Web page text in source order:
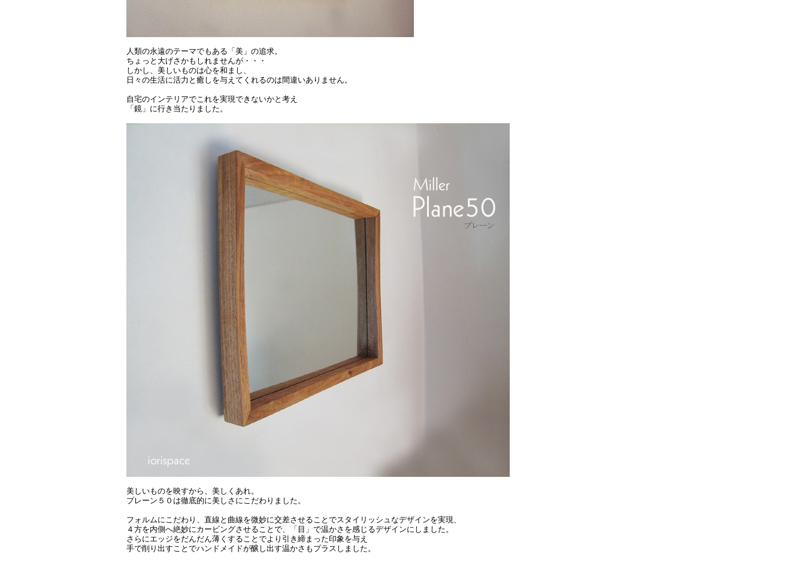
人類の永遠のテーマでもある「美」の追求。
ちょっと大げさかもしれませんが・・・
しかし、美しいものは心を和まし、
日々の生活に活力と癒しを与えてくれるのは間違いありません。
自宅のインテリアでこれを実現できないかと考え
「鏡」に行き当たりました。
美しいものを映すから、美しくあれ。
プレーン５０は徹底的に美しさにこだわりました。
フォルムにこだわり、直線と曲線を微妙に交差させることでスタイリッシュなデザインを実現、
４方を内側へ絶妙にカービングさせることで、「目」で温かさを感じるデザインにしました。
さらにエッジをだんだん薄くすることでより引き締まった印象を与え
手で削り出すことでハンドメイドが醸し出す温かさもプラスしました。